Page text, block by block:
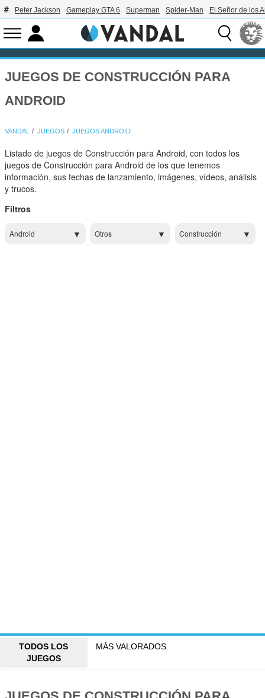
Peter Jackson Gameplay GTA 6 Superman Spider-Man El Señor de los
JUEGOS DE CONSTRUCCIÓN PARA
ANDROID
VANDAL JUEGOS JUEGOS ANDROID
Listado de juegos de Construcción para Android, con todos los
juegos de Construcción para Android de los que tenemos
información, sus fechas de lanzamiento, imágenes, vídeos, análisis
y trucos.
Filtros
Android Otros Construcción
TODOS LOS
JUEGOS
MÁS VALORADOS